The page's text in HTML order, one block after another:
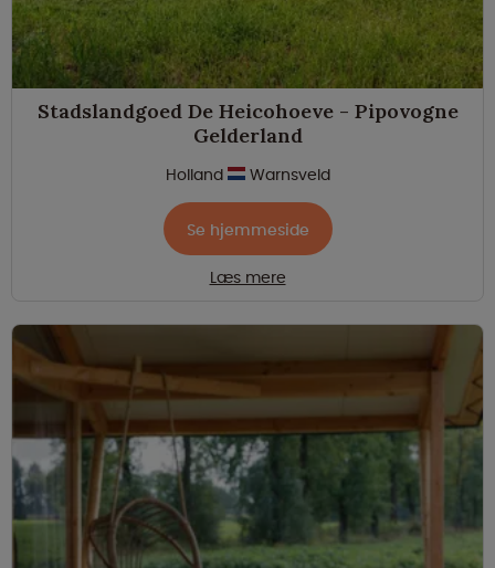
Stadslandgoed De Heicohoeve - Pipovogne
Gelderland
Holland Warnsveld
Se hjemmeside
Læs mere